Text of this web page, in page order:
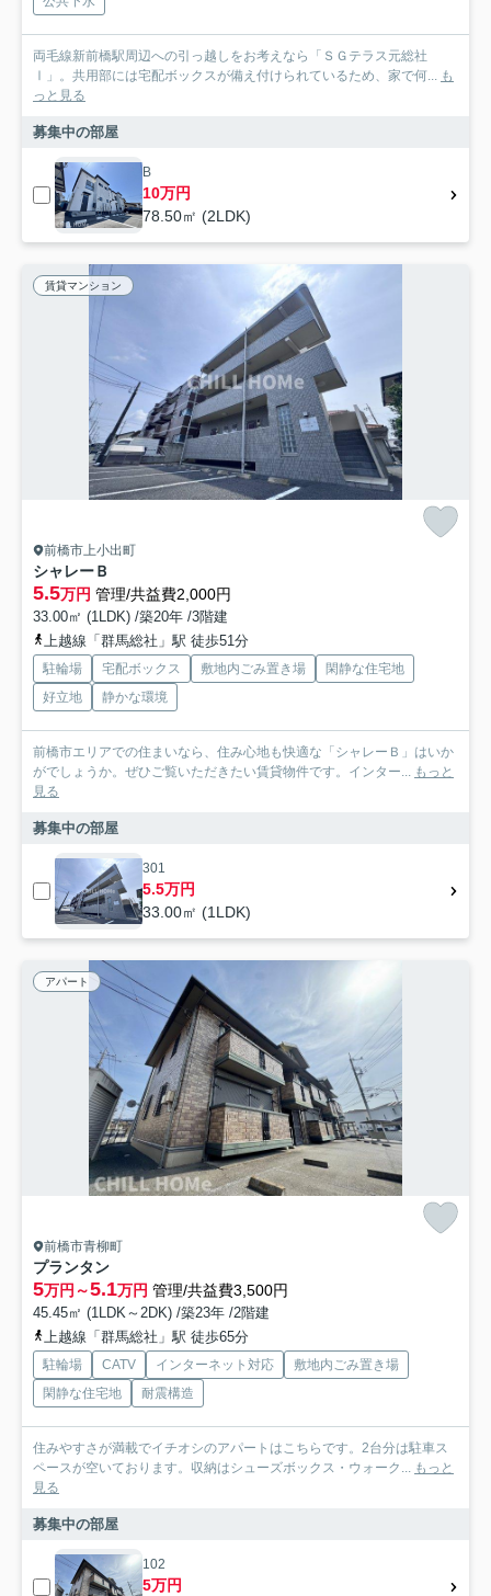
両毛線新前橋駅周辺への引っ越しをお考えなら「ＳＧテラス元総社
Ⅰ」。共用部には宅配ボックスが備え付けられているため、家で何... も
っと見る
募集中の部屋
B
10万円
78.50㎡ (2LDK)
賃貸マンション
前橋市上小出町
シャレーＢ
5.5万円 管理/共益費2,000円
33.00㎡ (1LDK) /築20年 /3階建
上越線「群馬総社」駅 徒歩51分
駐輪場 宅配ボックス 敷地内ごみ置き場
閑静な住宅地
好立地
静かな環境
前橋市エリアでの住まいなら、住み心地も快適な「シャレーＢ」はいか
がでしょうか。ぜひご覧いただきたい賃貸物件です。インター... もっと
見る
募集中の部屋
301
5.5万円
33.00㎡ (1LDK)
アパート
前橋市青柳町
プランタン
5万円～5.1万円 管理/共益費3,500円
45.45㎡ (1LDK～2DK) /築23年 /2階建
上越線「群馬総社」駅 徒歩65分
駐輪場 CATV インターネット対応
敷地内ごみ置き場
閑静な住宅地
耐震構造
住みやすさが満載でイチオシのアパートはこちらです。2台分は駐車ス
ペースが空いております。収納はシューズボックス・ウォーク... もっと
見る
募集中の部屋
102
5万円